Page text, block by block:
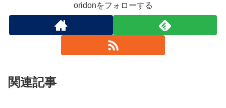
oridonをフォローする
関連記事